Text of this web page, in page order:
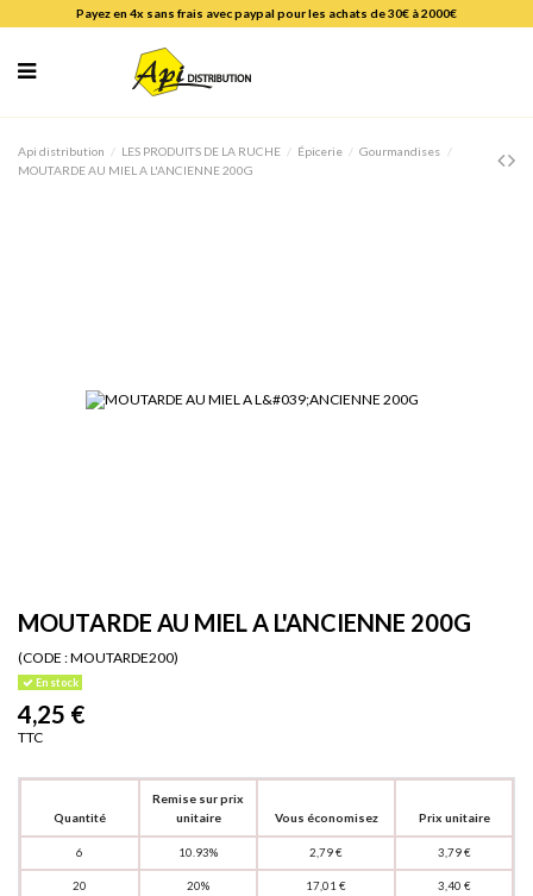
Payez en 4x sans frais avec paypal pour les achats de 30€ à 2000€
Api distribution LES PRODUITS DE LA RUCHE Épicerie
Gourmandises
MOUTARDE AU MIEL A L'ANCIENNE 200G
MOUTARDE AU MIEL A L'ANCIENNE 200G
(CODE :MOUTARDE200)
En stock
4,25 €
TTC
Quantité
Remise sur prix
unitaire
Vous économisez Prix unitaire
6 10.93% 2,79 € 3,79 €
20 20% 17,01 € 3,40 €